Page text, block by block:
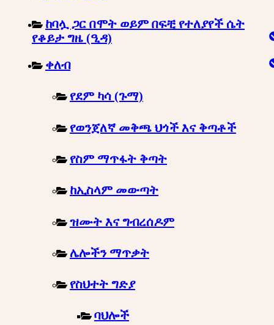
ከባሏ ጋር በሞት ወይም በፍቺ የተለያየች ሴት
የቆይታ ግዜ (ዒዳ)
ቀለብ
የደም ካሳ (ጉማ)
የወንጀለኛ መቅጫ ህጎች እና ቅጣቶች
የስም ማጥፋት ቅጣት
ከኢስላም መውጣት
ዝሙት እና ግብረሰዶም
ሌሎችን ማጥቃት
የስህተት ግድያ
ባህሎች